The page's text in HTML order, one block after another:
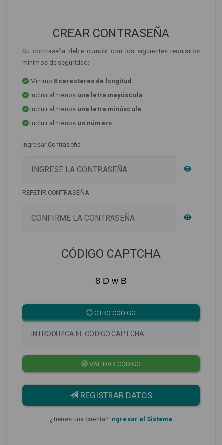
CREAR CONTRASEÑA
Su contraseña debe cumplir con los siguientes requisitos
mínimos de seguridad:
Mínimo 8 caracteres de longitud.
Incluir al menos una letra mayúscula.
Incluir al menos una letra minúscula.
Incluir al menos un número.
Ingresar Contraseña
REPETIR CONTRASEÑA
CÓDIGO CAPTCHA
8 D w B
OTRO CÓDIGO
VALIDAR CÓDIGO
REGISTRAR DATOS
¿Tienes una cuenta? Ingresar al Sistema